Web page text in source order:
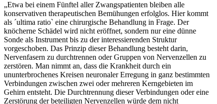
„Etwa bei einem Fünftel aller Zwangspatienten bleiben alle
konservativen therapeutischen Bemühungen erfolglos. Hier kommt
als ´ultima ratio` eine chirurgische Behandlung in Frage. Der
knöcherne Schädel wird nicht eröffnet, sondern nur eine dünne
Sonde als Instrument bis zu der interessierenden Struktur
vorgeschoben. Das Prinzip dieser Behandlung besteht darin,
Nervenfasern zu durchtrennen oder Gruppen von Nervenzellen zu
zerstören. Man nimmt an, dass die Krankheit durch ein
ununterbrochenes Kreisen neuronaler Erregung in ganz bestimmten
Verbindungen zwischen zwei oder mehreren Kerngebieten im
Gehirn entsteht. Die Durchtrennung dieser Verbindungen oder eine
Zerstörung der beteiligten Nervenzellen würde dem nicht